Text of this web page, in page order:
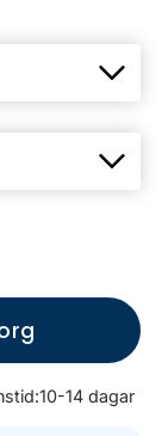
10-14 dagar